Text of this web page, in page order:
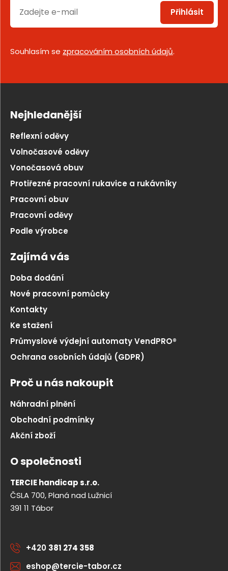
Přihlásit
Souhlasím se zpracováním osobních údajů.
Nejhledanější
Reflexní oděvy
Volnočasové oděvy
Vonočasová obuv
Protiřezné pracovní rukavice a rukávníky
Pracovní obuv
Pracovní oděvy
Podle výrobce
Zajímá vás
Doba dodání
Nové pracovní pomůcky
Kontakty
Ke stažení
Průmyslové výdejní automaty VendPRO®
Ochrana osobních údajů (GDPR)
Proč u nás nakoupit
Náhradní plnění
Obchodní podmínky
Akční zboží
O společnosti
TERCIE handicap s.r.o.
ČSLA 700, Planá nad Lužnicí
391 11 Tábor
+420 381 274 358
eshop@tercie-tabor.cz